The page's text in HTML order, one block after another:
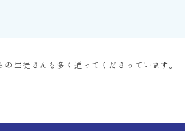
生徒さんも多く通ってくださっています。